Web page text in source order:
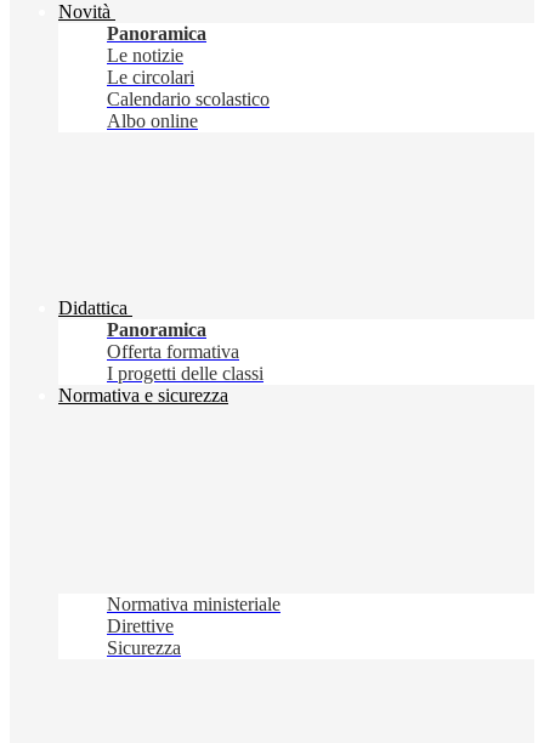
Novità
Panoramica
Le notizie
Le circolari
Calendario scolastico
Albo online
Didattica
Panoramica
Offerta formativa
I progetti delle classi
Normativa e sicurezza
Normativa ministeriale
Direttive
Sicurezza